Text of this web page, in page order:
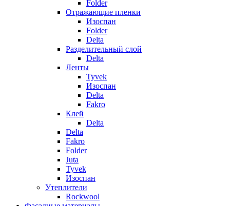
Folder
Отражающие пленки
Изоспан
Folder
Delta
Разделительный слой
Delta
Ленты
Tyvek
Изоспан
Delta
Fakro
Клей
Delta
Delta
Fakro
Folder
Juta
Tyvek
Изоспан
Утеплители
Rockwool